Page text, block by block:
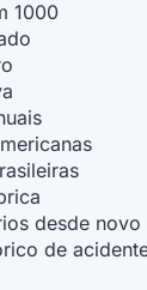
1000
desde novo
de